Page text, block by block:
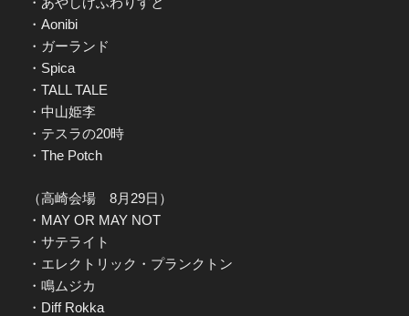
・Aonibi
・ガーランド
・Spica
・TALL TALE
・中山姫李
・テスラの20時
・The Potch
（高崎会場 8月29日）
・MAY OR MAY NOT
・サテライト
・エレクトリック・プランクトン
・鳴ムジカ
・Diff Rokka